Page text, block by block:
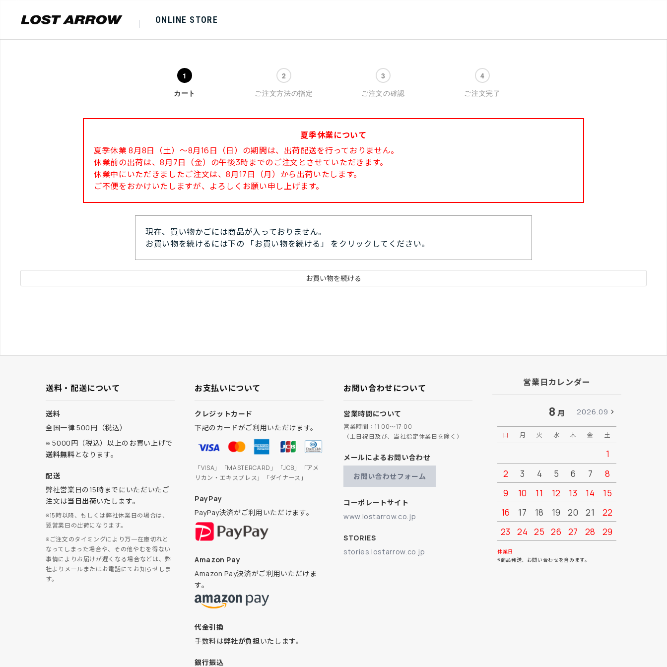
ONLINE STORE
カート ご注文方法の指定 ご注文の確認 ご注文完了
夏季休業について
夏季休業 8月8日（土）～8月16日（日）の期間は、出荷配送を行っておりません。
休業前の出荷は、8月7日（金）の午後3時までのご注文とさせていただきます。
休業中にいただきましたご注文は、8月17日（月）から出荷いたします。
ご不便をおかけいたしますが、よろしくお願い申し上げます。
現在、買い物かごには商品が入っておりません。
お買い物を続けるには下の 「お買い物を続ける」 をクリックしてください。
送料・配送について
送料
全国一律 500円（税込）
※ 5000円（税込）以上のお買い上げで
送料無料となります。
配送
弊社営業日の15時までにいただいたご
注文は当日出荷いたします。
※15時以降、もしくは弊社休業日の場合は、
翌営業日の出荷になります。
※ご注文のタイミングにより万一在庫切れと
なってしまった場合や、その他やむを得ない
事情によりお届けが遅くなる場合などは、弊
社よりメールまたはお電話にてお知らせしま
す。
お支払いについて
クレジットカード
下記のカードがご利用いただけます。
「VISA」「MASTERCARD」「JCB」「アメ
リカン・エキスプレス」「ダイナース」
PayPay
PayPay決済がご利用いただけます。
Amazon Pay
Amazon Pay決済がご利用いただけま
す。
代金引換
手数料は弊社が負担いたします。
銀行振込
お問い合わせについて
営業時間について
営業時間：11:00～17:00
（土日祝日及び、当社指定休業日を除く）
メールによるお問い合わせ
お問い合わせフォーム
コーポレートサイト
www.lostarrow.co.jp
STORIES
stories.lostarrow.co.jp
営業日カレンダー
8 月 2026.09
日 月 火 水 木 金 土
1
2
3 4 5 6 7
8
9
10 11 12 13 14
15
16
17 18 19 20 21
22
23
24 25 26 27 28
29
30
休業日
※商品発送、お問い合わせを含みます。